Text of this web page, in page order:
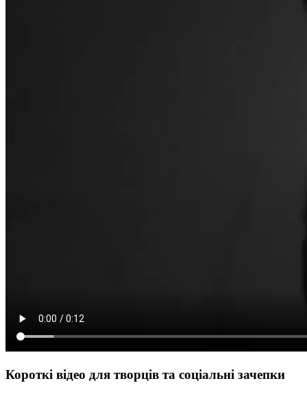
Короткі відео для творців та соціальні зачепки